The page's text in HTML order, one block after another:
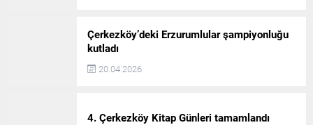
Çerkezköy’deki Erzurumlular şampiyonluğu
kutladı
20.04.2026
4. Çerkezköy Kitap Günleri tamamlandı